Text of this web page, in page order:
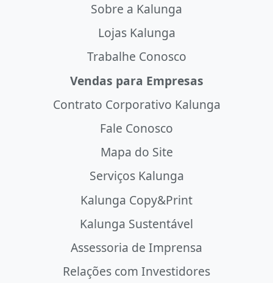
Sobre a Kalunga
Lojas Kalunga
Trabalhe Conosco
Vendas para Empresas
Contrato Corporativo Kalunga
Fale Conosco
Mapa do Site
Serviços Kalunga
Kalunga Copy&Print
Kalunga Sustentável
Assessoria de Imprensa
Relações com Investidores